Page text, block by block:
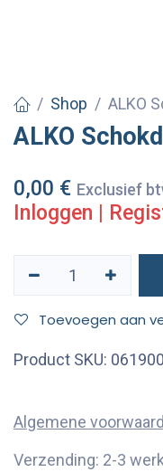
Shop ALKO
ALKO
0,00 € Exclusief
Inloggen
Toevoegen aan
Product SKU:
Algemene
Verzending: 2-3